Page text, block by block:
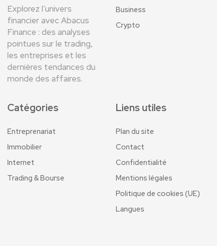
Explorez l’univers
financier avec Abacus
Finance : des analyses
pointues sur le trading,
les entreprises et les
dernières tendances du
monde des affaires.
Business
Crypto
Catégories
Entreprenariat
Immobilier
Internet
Trading & Bourse
Liens utiles
Plan du site
Contact
Confidentialité
Mentions légales
Politique de cookies (UE)
Langues